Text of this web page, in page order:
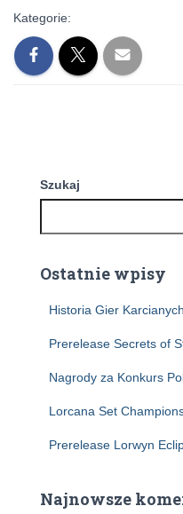
Kategorie:
Szukaj
Ostatnie wpisy
Historia Gier
Prerelease Secrets of
Nagrody za Konkurs
Lorcana Set
Prerelease Lorwyn
Najnowsze